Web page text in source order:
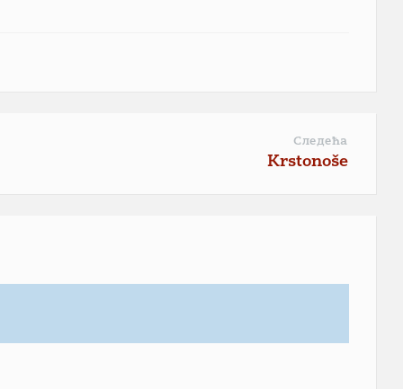
Следећа
Krstonoše